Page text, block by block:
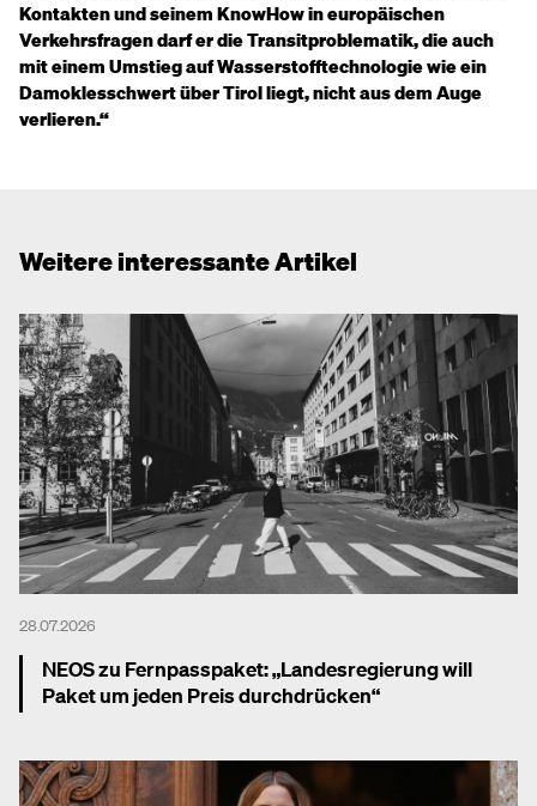
Kontakten und seinem KnowHow in europäischen
Verkehrsfragen darf er die Transitproblematik, die auch
mit einem Umstieg auf Wasserstofftechnologie wie ein
Damoklesschwert über Tirol liegt, nicht aus dem Auge
verlieren.“
Weitere interessante Artikel
28.07.2026
NEOS zu Fernpasspaket: „Landesregierung will
Paket um jeden Preis durchdrücken“